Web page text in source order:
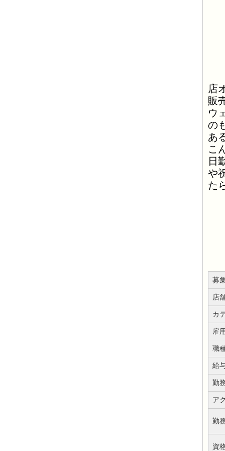
店
販
ウ
の
あ
こ
日
や
た
募
店
カ
雇
職
給
勤
ア
勤
資